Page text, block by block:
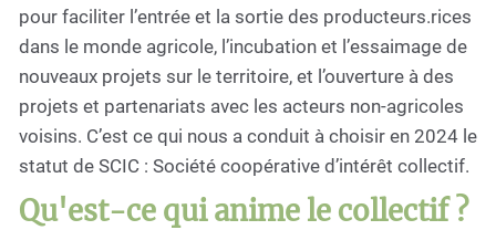
pour faciliter l’entrée et la sortie des producteurs.rices
dans le monde agricole, l’incubation et l’essaimage de
nouveaux projets sur le territoire, et l’ouverture à des
projets et partenariats avec les acteurs non-agricoles
voisins. C’est ce qui nous a conduit à choisir en 2024 le
statut de SCIC : Société coopérative d’intérêt collectif.
Qu'est-ce qui anime le collectif ?